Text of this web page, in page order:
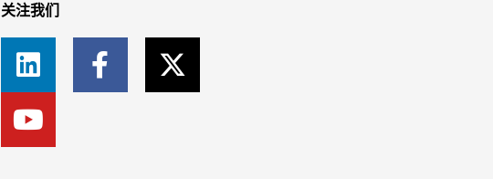
关注我们
L
i
n
k
e
F
a
c
X
-
t
Y
o
u
t
u